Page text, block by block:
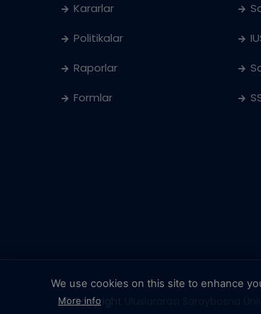
Kararlar
Politikalar
Raporlar
Formlar
© Copyright
We use cookies on this site to enhance
More info